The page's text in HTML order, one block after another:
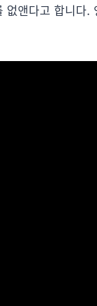
앤다고 합니다.